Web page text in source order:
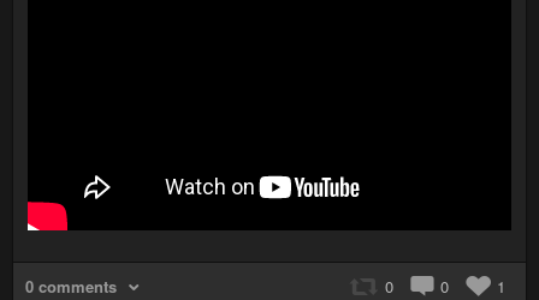
0 comments 0 0 1